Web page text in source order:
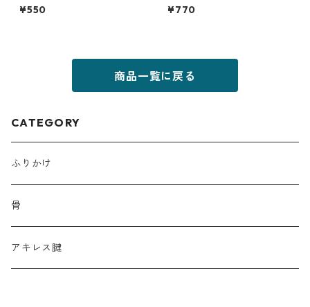
¥550 ¥770
商品一覧に戻る
CATEGORY
ふりかけ
骨
アキレス腱